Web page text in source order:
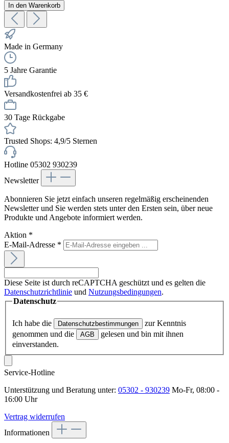
In den Warenkorb
Made in Germany
5 Jahre Garantie
Versandkostenfrei ab 35 €
30 Tage Rückgabe
Trusted Shops: 4,9/5 Sternen
Hotline 05302 930239
Newsletter
Abonnieren Sie jetzt einfach unseren regelmäßig erscheinenden
Newsletter und Sie werden stets unter den Ersten sein, über neue
Produkte und Angebote informiert werden.
Aktion *
E-Mail-Adresse *
Diese Seite ist durch reCAPTCHA geschützt und es gelten die
Datenschutzrichtlinie und Nutzungsbedingungen.
Datenschutz
Ich habe die Datenschutzbestimmungen
zur Kenntnis
genommen und die
AGB
gelesen und bin mit ihnen
einverstanden.
Service-Hotline
Unterstützung und Beratung unter: 05302 - 930239 Mo-Fr, 08:00 -
16:00 Uhr
Vertrag widerrufen
Informationen